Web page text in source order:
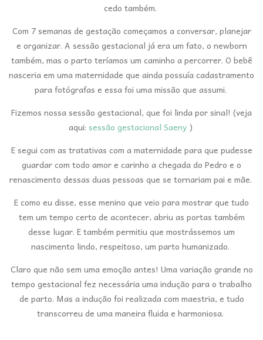
cedo também.
Com 7 semanas de gestação começamos a conversar, planejar
e organizar. A sessão gestacional já era um fato, o newborn
também, mas o parto teríamos um caminho a percorrer. O bebê
nasceria em uma maternidade que ainda possuía cadastramento
para fotógrafas e essa foi uma missão que assumi.
Fizemos nossa sessão gestacional, que foi linda por sinal! (veja
aqui: sessão gestacional Saeny)
E segui com as tratativas com a maternidade para que pudesse
guardar com todo amor e carinho a chegada do Pedro e o
renascimento dessas duas pessoas que se tornariam pai e mãe.
E como eu disse, esse menino que veio para mostrar que tudo
tem um tempo certo de acontecer, abriu as portas também
desse lugar. E também permitiu que mostrássemos um
nascimento lindo, respeitoso, um parto humanizado.
Claro que não sem uma emoção antes! Uma variação grande no
tempo gestacional fez necessária uma indução para o trabalho
de parto. Mas a indução foi realizada com maestria, e tudo
transcorreu de uma maneira fluida e harmoniosa.